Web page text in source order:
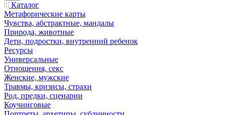
Каталог
Mетафорические карты
Чувства, абстрактные, мандалы
Природа, животные
Дети, подростки, внутренний ребенок
Ресурсы
Универсальные
Отношения, секс
Женские, мужские
Травмы, кризисы, страхи
Род, предки, сценарии
Коучинговые